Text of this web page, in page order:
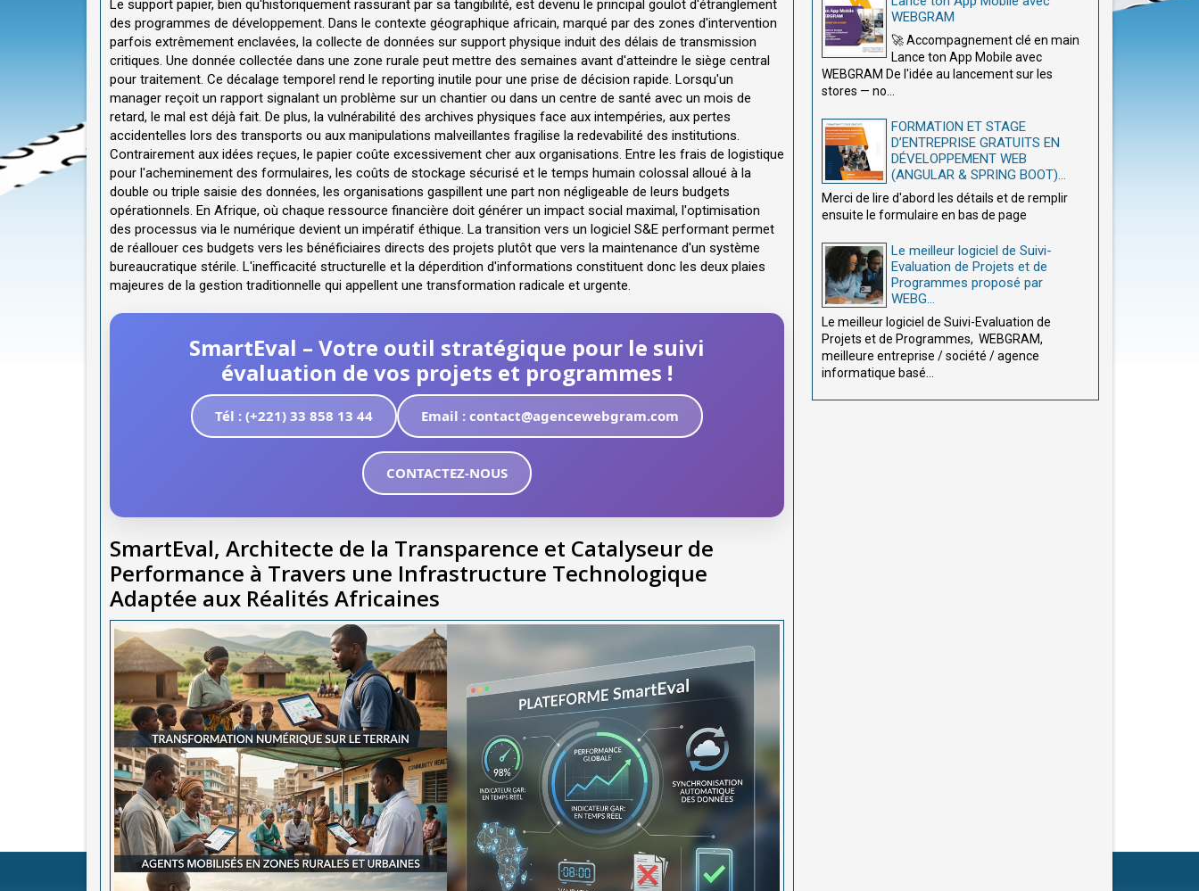
Le support papier, bien qu'historiquement rassurant par sa tangibilité, est devenu le principal goulot d'étranglement
des programmes de développement. Dans le contexte géographique africain, marqué par des zones d'intervention
parfois extrêmement enclavées, la collecte de données sur support physique induit des délais de transmission
critiques. Une donnée collectée dans une zone rurale peut mettre des semaines avant d'atteindre le siège central
pour traitement. Ce décalage temporel rend le reporting inutile pour une prise de décision rapide. Lorsqu'un
manager reçoit un rapport signalant un problème sur un chantier ou dans un centre de santé avec un mois de
retard, le mal est déjà fait. De plus, la vulnérabilité des archives physiques face aux intempéries, aux pertes
accidentelles lors des transports ou aux manipulations malveillantes fragilise la redevabilité des institutions.
Contrairement aux idées reçues, le papier coûte excessivement cher aux organisations. Entre les frais de logistique
pour l'acheminement des formulaires, les coûts de stockage sécurisé et le temps humain colossal alloué à la
double ou triple saisie des données, les organisations gaspillent une part non négligeable de leurs budgets
opérationnels. En Afrique, où chaque ressource financière doit générer un impact social maximal, l'optimisation
des processus via le numérique devient un impératif éthique. La transition vers un logiciel S&E performant permet
de réallouer ces budgets vers les bénéficiaires directs des projets plutôt que vers la maintenance d'un système
bureaucratique stérile. L'inefficacité structurelle et la déperdition d'informations constituent donc les deux plaies
majeures de la gestion traditionnelle qui appellent une transformation radicale et urgente.
SmartEval – Votre outil stratégique pour le suivi
évaluation de vos projets et programmes !
Tél : (+221) 33 858 13 44 Email : contact@agencewebgram.com
CONTACTEZ-NOUS
SmartEval, Architecte de la Transparence et Catalyseur de
Performance à Travers une Infrastructure Technologique
Adaptée aux Réalités Africaines
WEBGRAM
🚀 Accompagnement clé en main
Lance ton App Mobile avec
WEBGRAM De l'idée au lancement sur les
stores — no...
FORMATION ET STAGE
D’ENTREPRISE GRATUITS EN
DÉVELOPPEMENT WEB
(ANGULAR & SPRING BOOT)...
Merci de lire d'abord les détails et de remplir
ensuite le formulaire en bas de page
Le meilleur logiciel de Suivi-
Evaluation de Projets et de
Programmes proposé par
WEBG...
Le meilleur logiciel de Suivi-Evaluation de
Projets et de Programmes, WEBGRAM,
meilleure entreprise / société / agence
informatique basé...